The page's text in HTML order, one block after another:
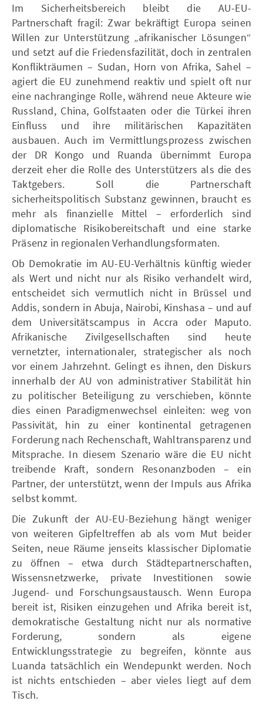
Im Sicherheitsbereich bleibt die AU-EU-
Partnerschaft fragil: Zwar bekräftigt Europa seinen
Willen zur Unterstützung „afrikanischer Lösungen“
und setzt auf die Friedensfazilität, doch in zentralen
Konflikträumen – Sudan, Horn von Afrika, Sahel –
agiert die EU zunehmend reaktiv und spielt oft nur
eine nachranginge Rolle, während neue Akteure wie
Russland, China, Golfstaaten oder die Türkei ihren
Einfluss und ihre militärischen Kapazitäten
ausbauen. Auch im Vermittlungsprozess zwischen
der DR Kongo und Ruanda übernimmt Europa
derzeit eher die Rolle des Unterstützers als die des
Taktgebers. Soll die Partnerschaft
sicherheitspolitisch Substanz gewinnen, braucht es
mehr als finanzielle Mittel – erforderlich sind
diplomatische Risikobereitschaft und eine starke
Präsenz in regionalen Verhandlungsformaten.
Ob Demokratie im AU-EU-Verhältnis künftig wieder
als Wert und nicht nur als Risiko verhandelt wird,
entscheidet sich vermutlich nicht in Brüssel und
Addis, sondern in Abuja, Nairobi, Kinshasa – und auf
dem Universitätscampus in Accra oder Maputo.
Afrikanische Zivilgesellschaften sind heute
vernetzter, internationaler, strategischer als noch
vor einem Jahrzehnt. Gelingt es ihnen, den Diskurs
innerhalb der AU von administrativer Stabilität hin
zu politischer Beteiligung zu verschieben, könnte
dies einen Paradigmenwechsel einleiten: weg von
Passivität, hin zu einer kontinental getragenen
Forderung nach Rechenschaft, Wahltransparenz und
Mitsprache. In diesem Szenario wäre die EU nicht
treibende Kraft, sondern Resonanzboden – ein
Partner, der unterstützt, wenn der Impuls aus Afrika
selbst kommt.
Die Zukunft der AU-EU-Beziehung hängt weniger
von weiteren Gipfeltreffen ab als vom Mut beider
Seiten, neue Räume jenseits klassischer Diplomatie
zu öffnen – etwa durch Städtepartnerschaften,
Wissensnetzwerke, private Investitionen sowie
Jugend- und Forschungsaustausch. Wenn Europa
bereit ist, Risiken einzugehen und Afrika bereit ist,
demokratische Gestaltung nicht nur als normative
Forderung, sondern als eigene
Entwicklungsstrategie zu begreifen, könnte aus
Luanda tatsächlich ein Wendepunkt werden. Noch
ist nichts entschieden – aber vieles liegt auf dem
Tisch.